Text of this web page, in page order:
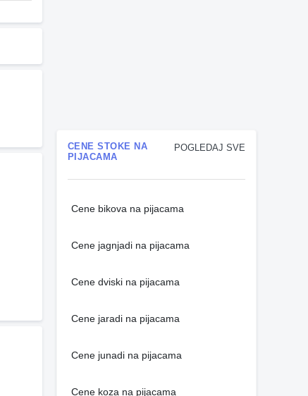
POGLEDAJ SVE
CENE STOKE NA
PIJACAMA
Cene bikova na pijacama
Cene jagnjadi na pijacama
Cene dviski na pijacama
Cene jaradi na pijacama
Cene junadi na pijacama
Cene koza na pijacama